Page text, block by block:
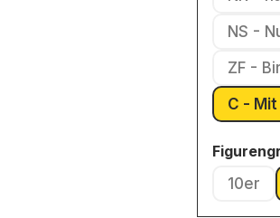
NS -
ZF -
C -
10er